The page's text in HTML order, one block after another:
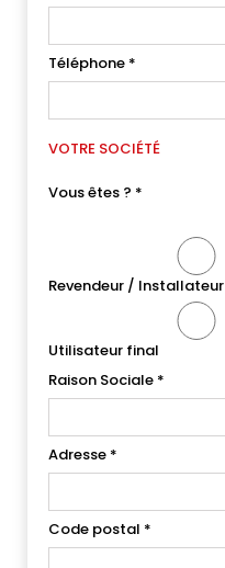
Téléphone *
VOTRE SOCIÉTÉ
Vous êtes ? *
Revendeur / Installateur
Utilisateur final
Raison Sociale *
Adresse *
Code postal *